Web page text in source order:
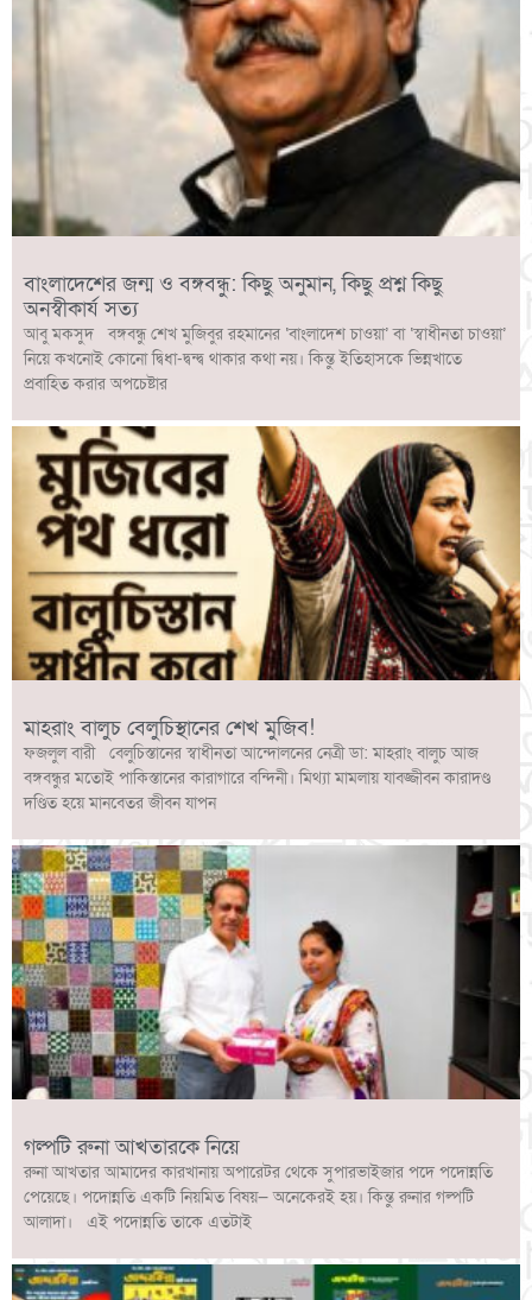
বাংলাদেশের জন্ম ও বঙ্গবন্ধু: কিছু অনুমান, কিছু প্রশ্ন কিছু
অনস্বীকার্য সত্য
আবু মকসুদ বঙ্গবন্ধু শেখ মুজিবুর রহমানের ‘বাংলাদেশ চাওয়া’ বা ‘স্বাধীনতা চাওয়া’
নিয়ে কখনোই কোনো দ্বিধা-দ্বন্দ্ব থাকার কথা নয়। কিন্তু ইতিহাসকে ভিন্নখাতে
প্রবাহিত করার অপচেষ্টার
মাহরাং বালুচ বেলুচিস্থানের শেখ মুজিব!
ফজলুল বারী বেলুচিস্তানের স্বাধীনতা আন্দোলনের নেত্রী ডা: মাহরাং বালুচ আজ
বঙ্গবন্ধুর মতোই পাকিস্তানের কারাগারে বন্দিনী। মিথ্যা মামলায় যাবজ্জীবন কারাদণ্ড
দণ্ডিত হয়ে মানবেতর জীবন যাপন
গল্পটি রুনা আখতারকে নিয়ে
রুনা আখতার আমাদের কারখানায় অপারেটর থেকে সুপারভাইজার পদে পদোন্নতি
পেয়েছে। পদোন্নতি একটি নিয়মিত বিষয়— অনেকেরই হয়। কিন্তু রুনার গল্পটি
আলাদা। এই পদোন্নতি তাকে এতটাই